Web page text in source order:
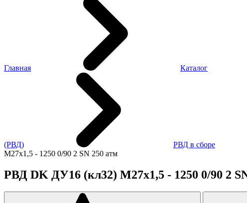
Главная Каталог
(РВД) РВД в сборе
М27х1,5 - 1250 0/90 2 SN 250 атм
РВД DK ДУ16 (кл32) М27х1,5 - 1250 0/90 2